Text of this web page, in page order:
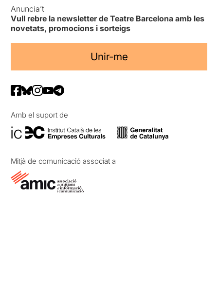
Anuncia’t
Vull rebre la newsletter de Teatre Barcelona amb les
novetats, promocions i sorteigs
Unir-me
Amb el suport de
Mitjà de comunicació associat a